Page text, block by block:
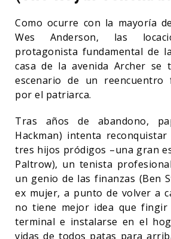
Como ocurre con la mayoría
Wes Anderson, las
protagonista fundamental de
casa de la avenida Archer se
escenario de un reencuentro
por el patriarca.
Tras años de abandono,
Hackman) intenta
tres hijos pródigos –una gran
Paltrow), un tenista
un genio de las finanzas (Ben
ex mujer, a punto de volver a
no tiene mejor idea que fingir
terminal e instalarse en el
vidas de todos patas para